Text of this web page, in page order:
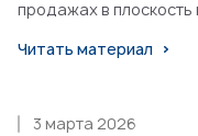
продажах в
Читать материал
3 марта 2026